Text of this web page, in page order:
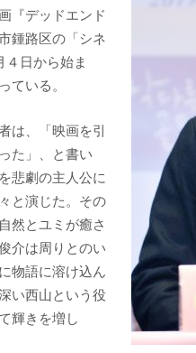
『デッドエンド
鍾路区の「シネ
日から始ま
ている。
は、「映画を引
た」、と書い
悲劇の主人公に
と演じた。その
然とユミが癒さ
介は周りとのい
物語に溶け込ん
い西山という役
輝きを増し